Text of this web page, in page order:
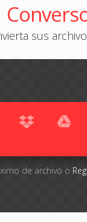
sus
de archivo o